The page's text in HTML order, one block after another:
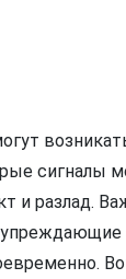
сигналы
и разлад.